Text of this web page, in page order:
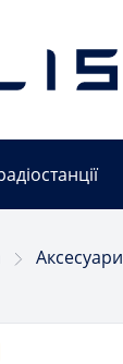
Аксесуари